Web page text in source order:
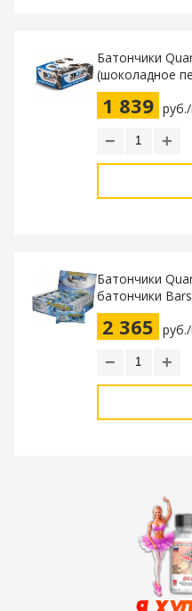
Батончики
(шоколадное
1 839
− +
Батончики
батончики
2 365
− +